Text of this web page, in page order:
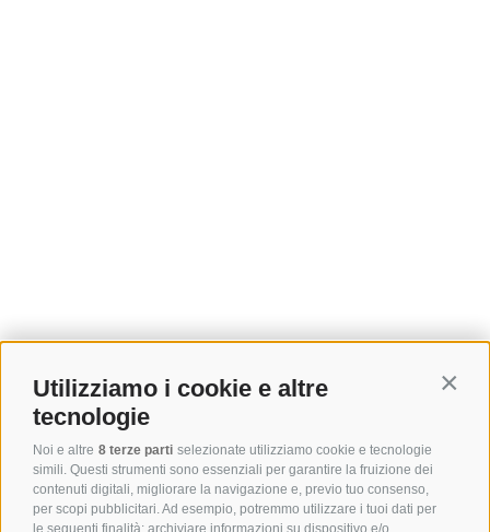
Utilizziamo i cookie e altre
tecnologie
Noi e altre 8 terze parti selezionate utilizziamo cookie e tecnologie
simili. Questi strumenti sono essenziali per garantire la fruizione dei
contenuti digitali, migliorare la navigazione e, previo tuo consenso,
per scopi pubblicitari. Ad esempio, potremmo utilizzare i tuoi dati per
le seguenti finalità: archiviare informazioni su dispositivo e/o